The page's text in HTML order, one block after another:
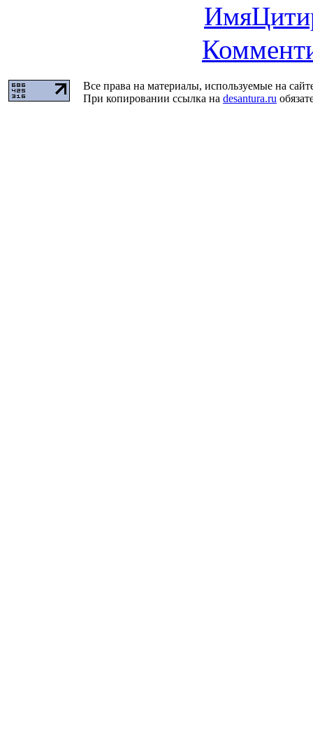
Имя
Все права на материалы, используемые на
При копировании ссылка на desantura.ru